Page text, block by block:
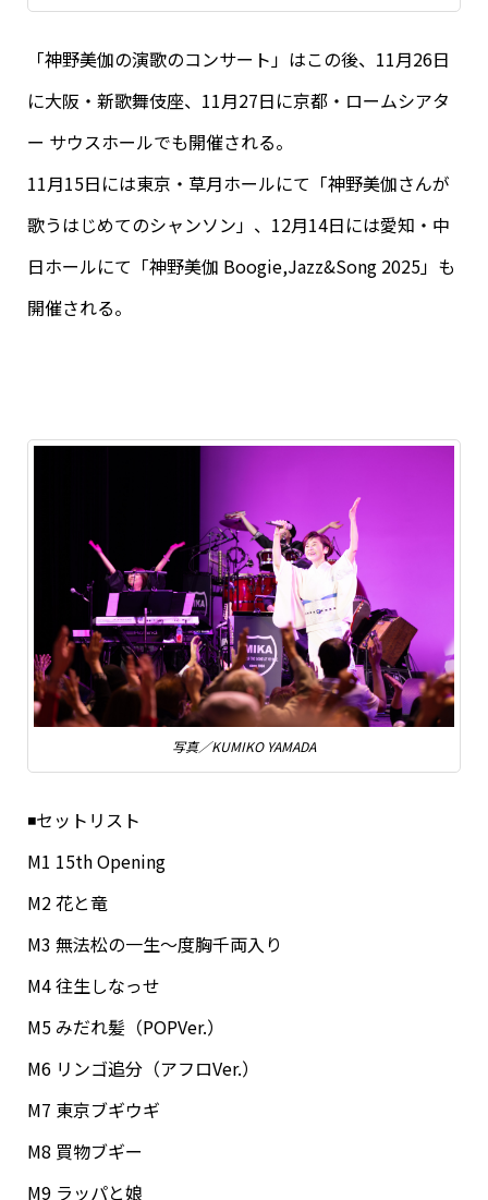
「神野美伽の演歌のコンサート」はこの後、11月26日
に大阪・新歌舞伎座、11月27日に京都・ロームシアタ
ー サウスホールでも開催される。
11月15日には東京・草月ホールにて「神野美伽さんが
歌うはじめてのシャンソン」、12月14日には愛知・中
日ホールにて「神野美伽 Boogie,Jazz&Song 2025」も
開催される。
写真／KUMIKO YAMADA
◾️セットリスト
M1 15th Opening
M2 花と竜
M3 無法松の一生～度胸千両入り
M4 往生しなっせ
M5 みだれ髪（POPVer.）
M6 リンゴ追分（アフロVer.）
M7 東京ブギウギ
M8 買物ブギー
M9 ラッパと娘